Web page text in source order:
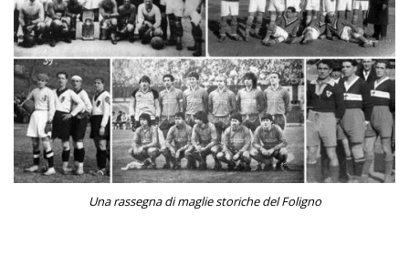
Una rassegna di maglie storiche del Foligno